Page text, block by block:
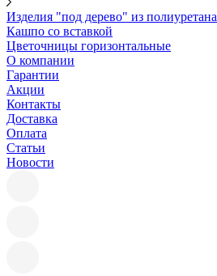
Изделия "под дерево" из полиуретана
Кашпо со вставкой
Цветочницы горизонтальные
О компании
Гарантии
Акции
Контакты
Доставка
Оплата
Статьи
Новости